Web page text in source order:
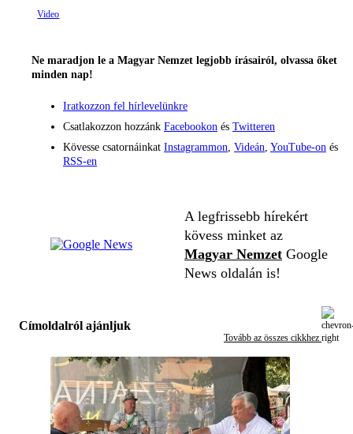
Ne maradjon le a Magyar Nemzet legjobb írásairól, olvassa őket
minden nap!
Iratkozzon fel hírlevelünkre
Csatlakozzon hozzánk Facebookon és Twitteren
Kövesse csatornáinkat Instagrammon, Videán, YouTube-on és
RSS-en
A legfrissebb hírekért
kövess minket az
Magyar Nemzet Google
News oldalán is!
Címoldalról ajánljuk
Tovább az összes cikkhez